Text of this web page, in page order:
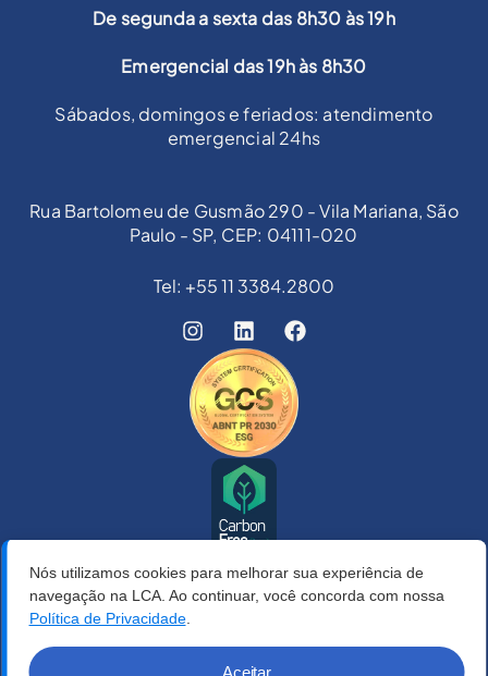
De segunda a sexta das 8h30 às 19h
Emergencial das 19h às 8h30
Sábados, domingos e feriados: atendimento
emergencial 24hs
Rua Bartolomeu de Gusmão 290 - Vila Mariana, São
Paulo - SP, CEP: 04111-020
Tel: +55 11 3384.2800
Nós utilizamos cookies para melhorar sua experiência de
navegação na LCA. Ao continuar, você concorda com nossa
Política de Privacidade.
Aceitar